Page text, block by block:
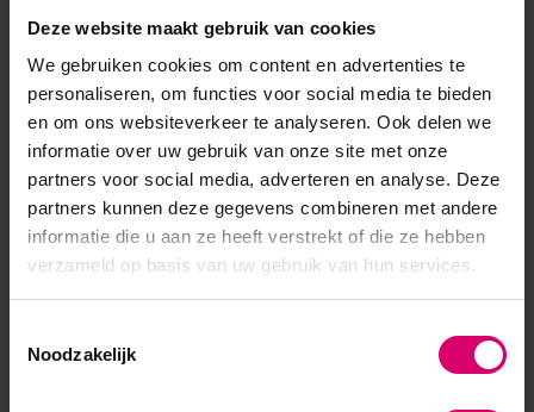
Deze website maakt gebruik van cookies
We gebruiken cookies om content en advertenties te
personaliseren, om functies voor social media te bieden
en om ons websiteverkeer te analyseren. Ook delen we
informatie over uw gebruik van onze site met onze
partners voor social media, adverteren en analyse. Deze
partners kunnen deze gegevens combineren met andere
informatie die u aan ze heeft verstrekt of die ze hebben
verzameld op basis van uw gebruik van hun services.
Noodzakelijk
Toon meer